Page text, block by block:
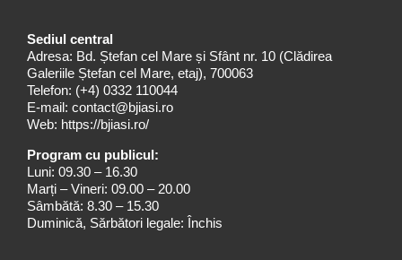
Sediul central
Adresa: Bd. Ștefan cel Mare și Sfânt nr. 10 (Clădirea
Galeriile Ștefan cel Mare, etaj), 700063
Telefon: (+4) 0332 110044
E-mail: contact@bjiasi.ro
Web: https://bjiasi.ro/
Program cu publicul:
Luni: 09.30 – 16.30
Marți – Vineri: 09.00 – 20.00
Sâmbătă: 8.30 – 15.30
Duminică, Sărbători legale: Închis